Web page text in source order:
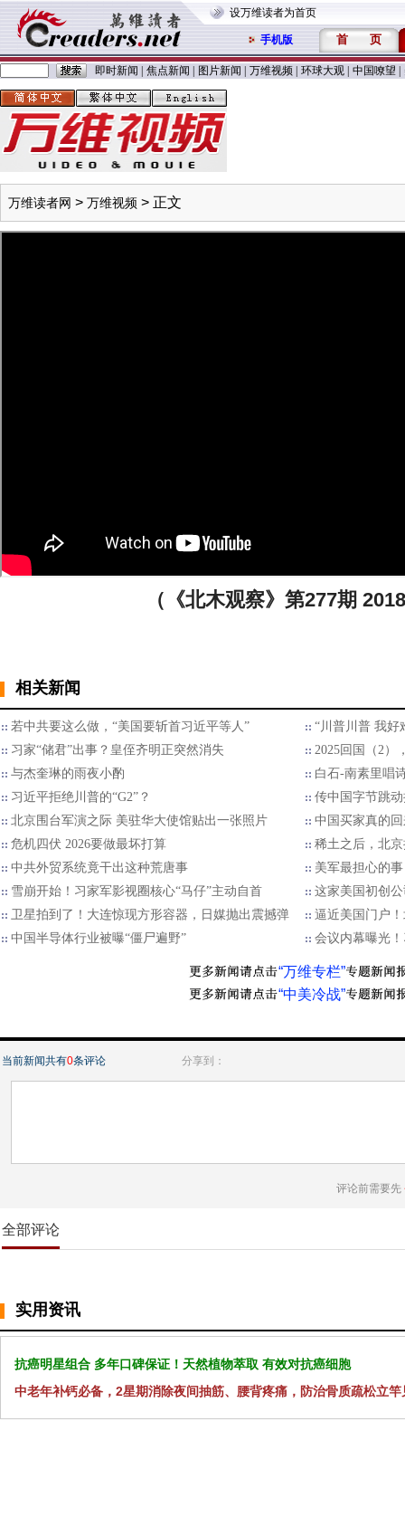
设万维读者为首页
手机版 首 页
即时新闻 焦点新闻 图片新闻 万维视频 环球大观 中国嘹望
万维读者网 > 万维视频 > 正文
（《北木观察》第277期
相关新闻
若中共要这么做，“美国要斩首习近平等人”
“川普川普 我好
习家“储君”出事？皇侄齐明正突然消失
2025回国（2）
与杰奎琳的雨夜小酌
白石-南素里唱
习近平拒绝川普的“G2”？
传中国字节跳
北京围台军演之际 美驻华大使馆贴出一张照片
中国买家真的
危机四伏 2026要做最坏打算
稀土之后，北
中共外贸系统竟干出这种荒唐事
美军最担心的
雪崩开始！习家军影视圈核心“马仔”主动自首
这家美国初创
卫星拍到了！大连惊现方形容器，日媒抛出震撼弹
逼近美国门户
中国半导体行业被曝“僵尸遍野”
会议内幕曝光
“万维专栏”
“中美冷战”
当前新闻共有0条评论 分享到：
评论前需要先
全部评论
实用资讯
抗癌明星组合 多年口碑保证！天然植物萃取 有效对抗癌细胞
中老年补钙必备，2星期消除夜间抽筋、腰背疼痛，防治骨质疏松立竿